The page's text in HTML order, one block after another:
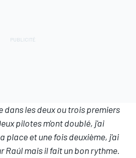
dans les deux ou trois premiers
pilotes m'ont doublé, j'ai
place et une fois deuxième, j'ai
Raúl mais il fait un bon rythme.